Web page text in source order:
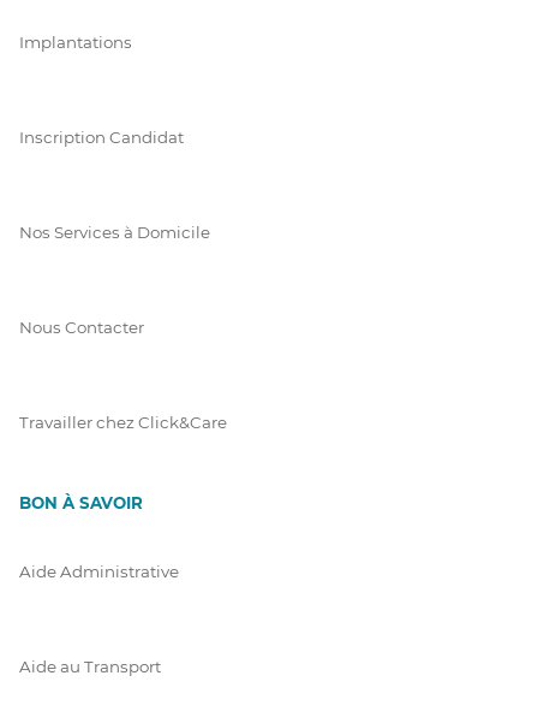
Implantations
Inscription Candidat
Nos Services à Domicile
Nous Contacter
Travailler chez Click&Care
BON À SAVOIR
Aide Administrative
Aide au Transport